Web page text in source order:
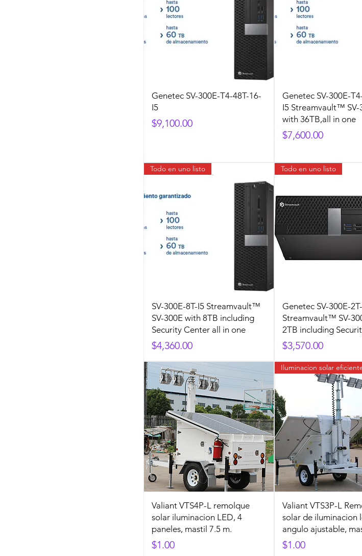
Genetec SV-300E-T4-48T-16-
I5
Precio
$9,100.00
Genetec SV-300E-
I5 Streamvault™ SV-
with 36TB,all in one
Precio
$7,600.00
Todo en uno listo
SV-300E-8T-I5 Streamvault™
SV-300E with 8TB including
Security Center all in one
Precio
$4,360.00
Todo en uno listo
Genetec SV-300E-
Streamvault™ SV-
2TB including
Precio
$3,570.00
Valiant VTS4P-L remolque
solar iluminacion LED, 4
paneles, mastil 7.5 m.
Precio
$1.00
Iluminacion solar
Valiant VTS3P-L
solar de iluminacion
angulo ajustable,
Precio
$1.00